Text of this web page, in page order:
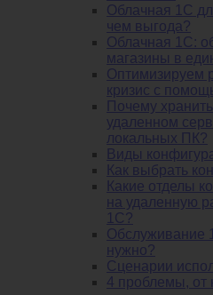
Облачная 1С
чем выгода?
Облачная 1С:
магазины в
Оптимизируем
кризис с
Почему
удаленном
локальных ПК?
Виды
Как выбрать
Какие отделы
на удаленную
1С?
Обслуживание
нужно?
Сценарии
4 проблемы, от